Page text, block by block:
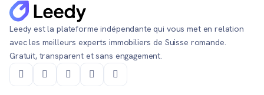
Leedy est la plateforme indépendante qui vous met en relation
avec les meilleurs experts immobiliers de Suisse romande.
Gratuit, transparent et sans engagement.